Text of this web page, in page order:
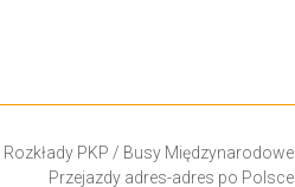
Rozkłady PKP / Busy Międzynarodowe
Przejazdy adres-adres po Polsce